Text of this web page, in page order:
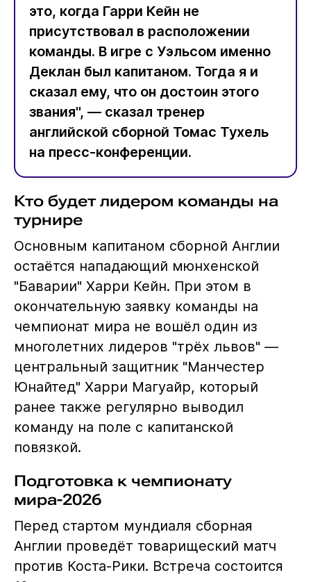
это, когда Гарри Кейн не
присутствовал в расположении
команды. В игре с Уэльсом именно
Деклан был капитаном. Тогда я и
сказал ему, что он достоин этого
звания", — сказал тренер
английской сборной Томас Тухель
на пресс-конференции.
Кто будет лидером команды на
турнире
Основным капитаном сборной Англии
остаётся нападающий мюнхенской
"Баварии" Харри Кейн. При этом в
окончательную заявку команды на
чемпионат мира не вошёл один из
многолетних лидеров "трёх львов" —
центральный защитник "Манчестер
Юнайтед" Харри Магуайр, который
ранее также регулярно выводил
команду на поле с капитанской
повязкой.
Подготовка к чемпионату
мира-2026
Перед стартом мундиаля сборная
Англии проведёт товарищеский матч
против Коста-Рики. Встреча состоится